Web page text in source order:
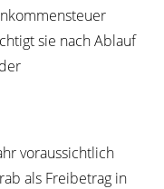
sie nach Ablauf
voraussichtlich
als Freibetrag in